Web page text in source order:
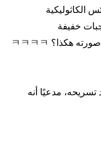
الكاثوليكية
خفيفة
أكره هذا بشدة، هل يعتقد أنه سيُحسّن صورته هكذا؟ ㅋㅋㅋㅋ
تسريحه، مدعيًا أنه